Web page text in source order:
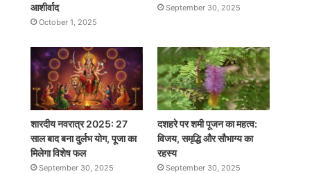
आशीर्वाद
October 1, 2025
September 30, 2025
शारदीय नवरात्र 2025: 27
साल बाद बना दुर्लभ योग, पूजा का
मिलेगा विशेष फल
September 30, 2025
दशहरे पर शमी पूजन का महत्व:
विजय, समृद्धि और सौभाग्य का
रहस्य
September 30, 2025